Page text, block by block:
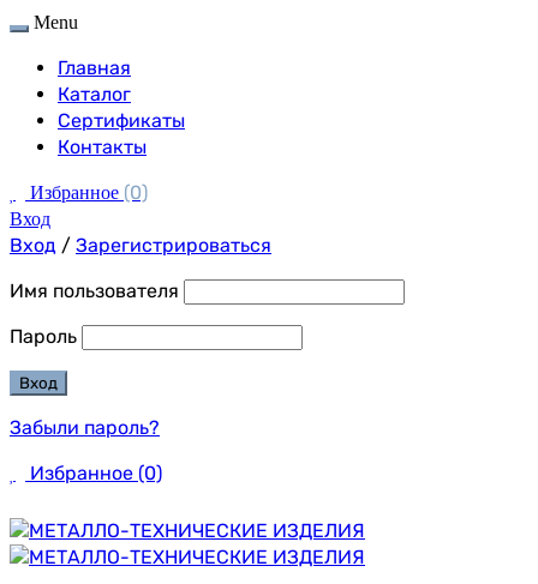
Menu
Главная
Каталог
Сертификаты
Контакты
Избранное (0)
Вход
Вход / Зарегистрироваться
Имя пользователя
Пароль
Забыли пароль?
Избранное (0)